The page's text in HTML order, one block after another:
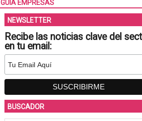
GUÍA EMPRESAS
NEWSLETTER
Recibe las noticias clave del
en tu email:
BUSCADOR